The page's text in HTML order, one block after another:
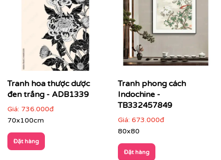
Tranh hoa thược dược
đen trắng - ADB1339
Giá: 736.000đ
70x100cm
Đặt hàng
Tranh phong cách
Indochine -
TB332457849
Giá: 673.000đ
80x80
Đặt hàng